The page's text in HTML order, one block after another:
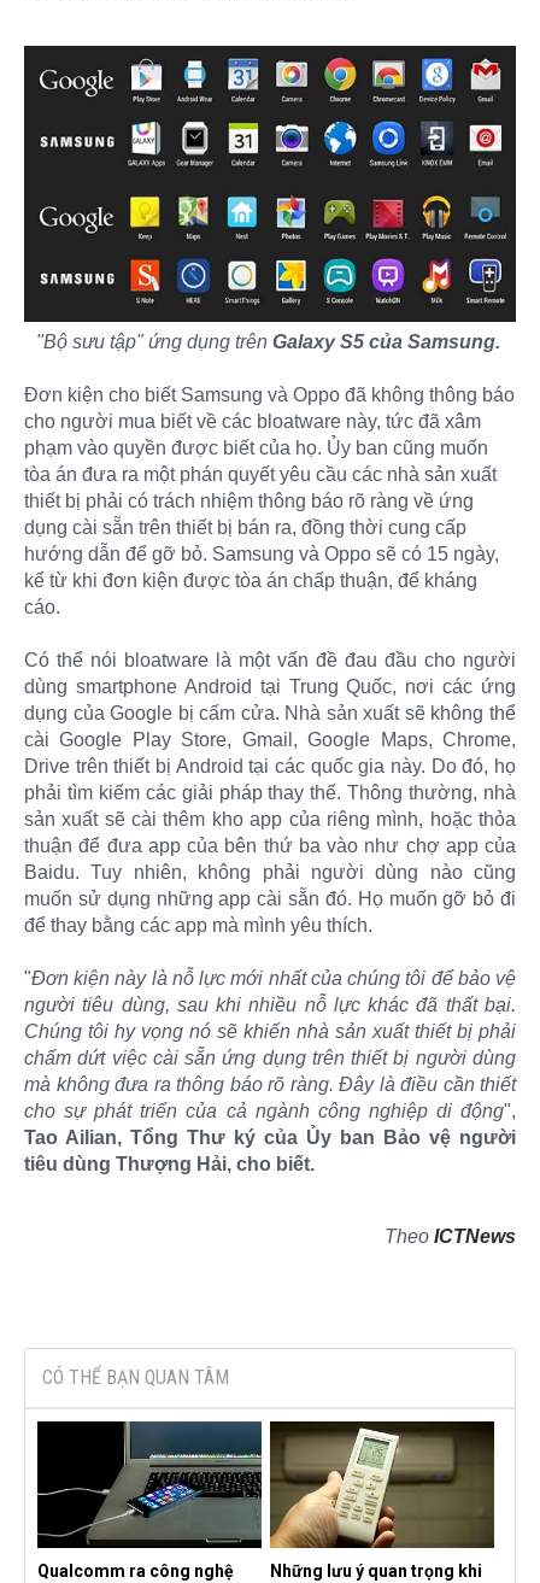
"Bộ sưu tập" ứng dụng trên Galaxy S5 của Samsung.
Đơn kiện cho biết Samsung và Oppo đã không thông báo
cho người mua biết về các bloatware này, tức đã xâm
phạm vào quyền được biết của họ. Ủy ban cũng muốn
tòa án đưa ra một phán quyết yêu cầu các nhà sản xuất
thiết bị phải có trách nhiệm thông báo rõ ràng về ứng
dụng cài sẵn trên thiết bị bán ra, đồng thời cung cấp
hướng dẫn để gỡ bỏ. Samsung và Oppo sẽ có 15 ngày,
kể từ khi đơn kiện được tòa án chấp thuận, để kháng
cáo.​
Có thể nói bloatware là một vấn đề đau đầu cho người
dùng smartphone Android tại Trung Quốc, nơi các ứng
dụng của Google bị cấm cửa. Nhà sản xuất sẽ không thể
cài Google Play Store, Gmail, Google Maps, Chrome,
Drive trên thiết bị Android tại các quốc gia này. Do đó, họ
phải tìm kiếm các giải pháp thay thế. Thông thường, nhà
sản xuất sẽ cài thêm kho app của riêng mình, hoặc thỏa
thuận để đưa app của bên thứ ba vào như chợ app của
Baidu. Tuy nhiên, không phải người dùng nào cũng
muốn sử dụng những app cài sẵn đó. Họ muốn gỡ bỏ đi
để thay bằng các app mà mình yêu thích.
"Đơn kiện này là nỗ lực mới nhất của chúng tôi để bảo vệ
người tiêu dùng, sau khi nhiều nỗ lực khác đã thất bại.
Chúng tôi hy vọng nó sẽ khiến nhà sản xuất thiết bị phải
chấm dứt việc cài sẵn ứng dụng trên thiết bị người dùng
mà không đưa ra thông báo rõ ràng. Đây là điều cần thiết
cho sự phát triển của cả ngành công nghiệp di động",
Tao Ailian, Tổng Thư ký của Ủy ban Bảo vệ người
tiêu dùng Thượng Hải, cho biết.
Theo ICTNews
CÓ THỂ BẠN QUAN TÂM
Qualcomm ra công nghệ Những lưu ý quan trọng khi